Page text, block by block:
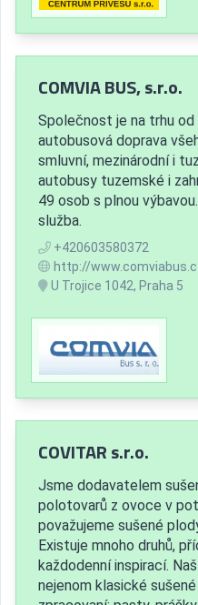
COMVIA BUS, s.r.o.
Společnost je na trhu
autobusová doprava
smluvní, mezinárodní i
autobusy tuzemské i
49 osob s plnou
služba.
+420603580372
http://
U Trojice 1042, Praha 5
COVITAR s.r.o.
Jsme dodavatelem
polotovarů z ovoce v
považujeme sušené
Existuje mnoho druhů,
každodenní inspirací.
nejenom klasické